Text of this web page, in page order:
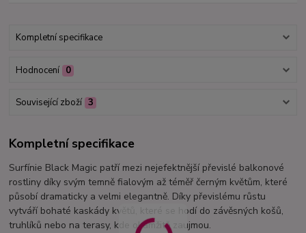
Kompletní specifikace
Hodnocení 0
Související zboží 3
Kompletní specifikace
Surfínie Black Magic patří mezi nejefektnější převislé balkonové
rostliny díky svým temně fialovým až téměř černým květům, které
působí dramaticky a velmi elegantně. Díky převislému růstu
vytváří bohaté kaskády květů, které se hodí do závěsných košů,
truhlíků nebo na terasy, kde okamžitě zaujmou.